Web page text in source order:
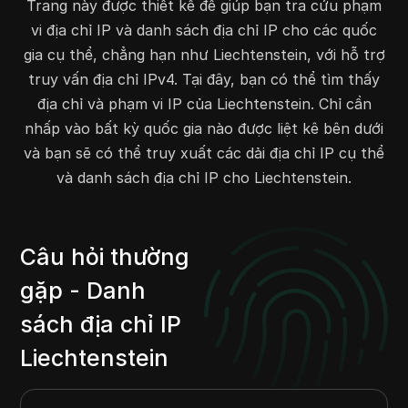
80.241.112.0
80.241.127.255
4096
80.248.193.0
80.248.207.255
3840
80.66.224.0
80.66.234.255
2816
80.66.237.0
80.66.239.255
768
80.72.48.0
80.72.63.255
4096
85.31.152.0
85.31.159.255
2048
88.82.96.0
88.82.127.255
8192
91.232.229.0
91.232.229.255
91.90.122.0
91.90.122.255
94.177.122.0
102.38.237.0
102.38.237.255
128.90.180.0
128.90.180.255
Trang này được thiết kế để giúp bạn tra cứu phạm
vi địa chỉ IP và danh sách địa chỉ IP cho các quốc
gia cụ thể, chẳng hạn như Liechtenstein, với hỗ trợ
truy vấn địa chỉ IPv4. Tại đây, bạn có thể tìm thấy
địa chỉ và phạm vi IP của Liechtenstein. Chỉ cần
nhấp vào bất kỳ quốc gia nào được liệt kê bên dưới
và bạn sẽ có thể truy xuất các dải địa chỉ IP cụ thể
và danh sách địa chỉ IP cho Liechtenstein.
Câu hỏi thường
gặp - Danh
sách địa chỉ IP
Liechtenstein